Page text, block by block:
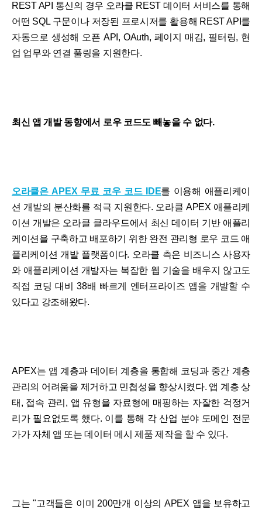
REST API 통신의 경우 오라클 REST 데이터 서비스를 통해
어떤 SQL 구문이나 저장된 프로시저를 활용해 REST API를
자동으로 생성해 오픈 API, OAuth, 페이지 매김, 필터링, 현
업 업무와 연결 풀링을 지원한다.
최신 앱 개발 동향에서 로우 코드도 빼놓을 수 없다.
오라클은 APEX 무료 코우 코드 IDE를 이용해 애플리케이
션 개발의 분산화를 적극 지원한다. 오라클 APEX 애플리케
이션 개발은 오라클 클라우드에서 최신 데이터 기반 애플리
케이션을 구축하고 배포하기 위한 완전 관리형 로우 코드 애
플리케이션 개발 플랫폼이다. 오라클 측은 비즈니스 사용자
와 애플리케이션 개발자는 복잡한 웹 기술을 배우지 않고도
직접 코딩 대비 38배 빠르게 엔터프라이즈 앱을 개발할 수
있다고 강조해왔다.
APEX는 앱 계층과 데이터 계층을 통합해 코딩과 중간 계층
관리의 어려움을 제거하고 민첩성을 향상시켰다. 앱 계층 상
태, 접속 관리, 앱 유형을 자료형에 매핑하는 자잘한 걱정거
리가 필요없도록 했다. 이를 통해 각 산업 분야 도메인 전문
가가 자체 앱 또는 데이터 메시 제품 제작을 할 수 있다.
그는 "고객들은 이미 200만개 이상의 APEX 앱을 보유하고